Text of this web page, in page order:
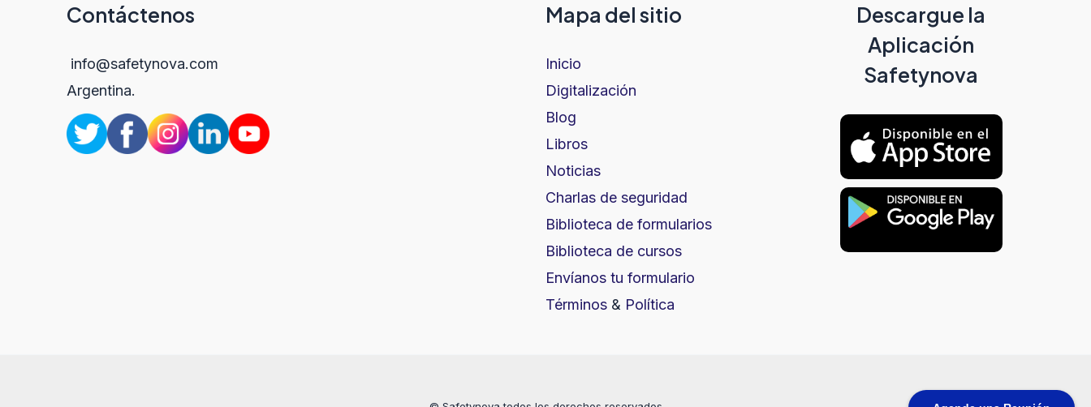
Contáctenos
info@safetynova.com
Argentina.
Mapa del sitio
Inicio
Digitalización
Blog
Libros
Noticias
Charlas de seguridad
Biblioteca de formularios
Biblioteca de cursos
Envíanos tu formulario
Términos & Política
Descargue la
Aplicación
Safetynova